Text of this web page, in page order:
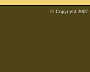
© Copyright 2007-